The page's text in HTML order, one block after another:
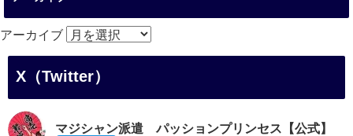
アーカイブ
X（Twitter）
マジシャン派遣 パッションプリンセス【公式】